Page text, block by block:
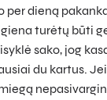
per dieną
turėtų būti
sako, jog
du kartus.